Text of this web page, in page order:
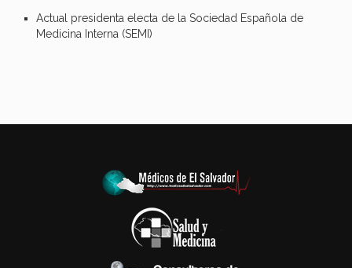
Actual presidenta electa de la Sociedad Española de
Medicina Interna (SEMI)